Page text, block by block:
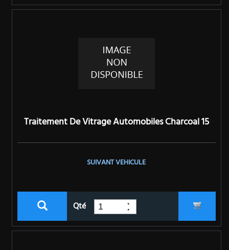
Traitement De Vitrage Automobiles Charcoal 15
SUIVANT VEHICULE
Qté